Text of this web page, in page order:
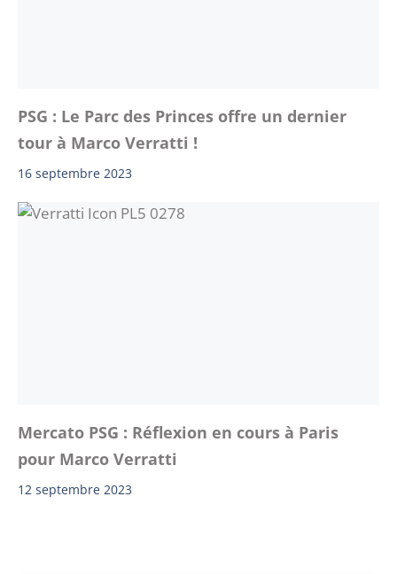
PSG : Le Parc des Princes offre un dernier
tour à Marco Verratti !
16 septembre 2023
Mercato PSG : Réflexion en cours à Paris
pour Marco Verratti
12 septembre 2023